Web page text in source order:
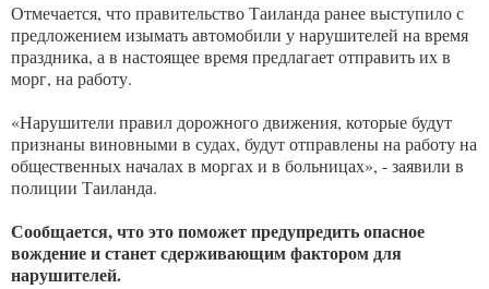
Отмечается, что правительство Таиланда ранее выступило с
предложением изымать автомобили у нарушителей на время
праздника, а в настоящее время предлагает отправить их в
морг, на работу.
«Нарушители правил дорожного движения, которые будут
признаны виновными в судах, будут отправлены на работу на
общественных началах в моргах и в больницах», - заявили в
полиции Таиланда.
Сообщается, что это поможет предупредить опасное
вождение и станет сдерживающим фактором для
нарушителей.